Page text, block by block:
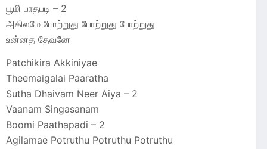
பூமி பாதபடி – 2
அகிலமே போற்றுது போற்றுது போற்றுது
உன்னத தேவனே
Patchikira Akkiniyae
Theemaigalai Paaratha
Sutha Dhaivam Neer Aiya – 2
Vaanam Singasanam
Boomi Paathapadi – 2
Agilamae Potruthu Potruthu Potruthu